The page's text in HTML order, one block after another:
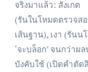
จริงมาแล้ว: สังเกต
(รันในโหมดตรวจส
เส้นฐาน), เงา (รันน
‘จะบล็อก’ จนกว่าผ
บังคับใช้ (เปิดคำตั